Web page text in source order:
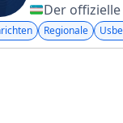
Der offizielle Kanal der Nationalen Nachrichtenagentur Usbekistans. • https://t.me/addlist/
Regionale